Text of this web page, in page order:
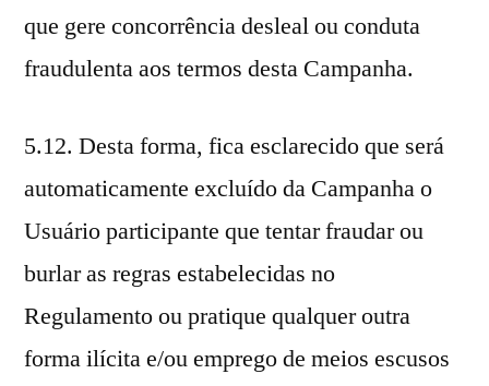
que gere concorrência desleal ou conduta
fraudulenta aos termos desta Campanha.
5.12. Desta forma, fica esclarecido que será
automaticamente excluído da Campanha o
Usuário participante que tentar fraudar ou
burlar as regras estabelecidas no
Regulamento ou pratique qualquer outra
forma ilícita e/ou emprego de meios escusos